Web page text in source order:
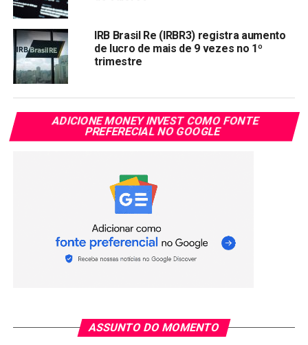
Copy
Link
WhatsApp
TÓPICOS RELACIONADOS: IRBR3
PRÓXIMA:
Auxílio Emergencial: Beneficiários nascidos em
agosto já podem sacar
IRB Brasil Re (IRBR3) registra aumento
de lucro de mais de 9 vezes no 1º
trimestre
ADICIONE MONEY INVEST COMO FONTE
PREFERECIAL NO GOOGLE
ASSUNTO DO MOMENTO